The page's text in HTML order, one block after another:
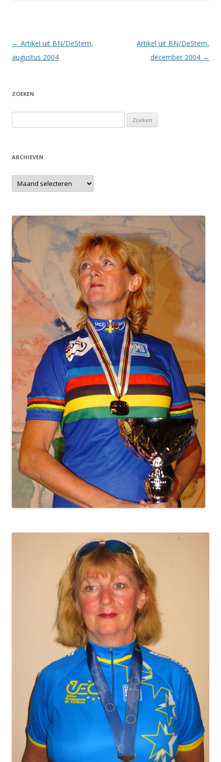
Berichtnavigatie
← Artikel uit BN/DeStem,
augustus 2004
Artikel uit BN/DeStem,
december 2004 →
ZOEKEN
naar:
ARCHIEVEN
Archieven